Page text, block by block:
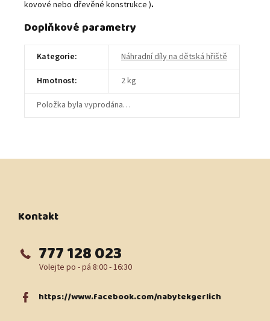
kovové nebo dřevěné konstrukce ).
Doplňkové parametry
Kategorie:
Náhradní díly na dětská hřiště
Hmotnost:
2 kg
Položka byla vyprodána…
Z
Kontakt
777 128 023
https://www.facebook.com/nabytekgerlich